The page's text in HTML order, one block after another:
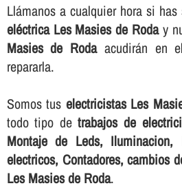
Llámanos a cualquier hora si
eléctrica Les Masies de Roday
Masies de Rodaacudirán en
repararla.
Somos tus electricistas Les
todo tipo detrabajos de
Montaje de Leds, Iluminacion,
electricos, Contadores, cambios
Les Masies de Roda.